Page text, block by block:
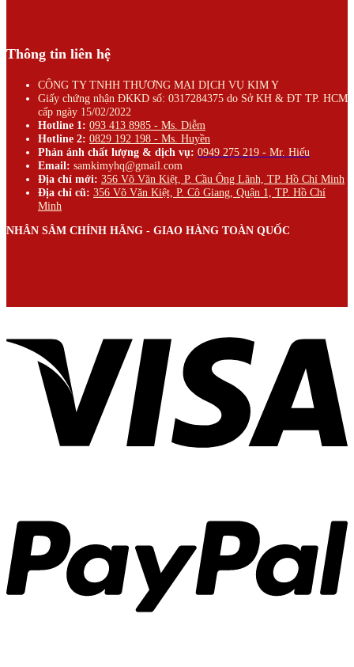
Thông tin liên hệ
CÔNG TY TNHH THƯƠNG MẠI DỊCH VỤ KIM Y
Giấy chứng nhận ĐKKD số: 0317284375 do Sở KH & ĐT TP. HCM
cấp ngày 15/02/2022
Hotline 1: 093 413 8985 - Ms. Diễm
Hotline 2: 0829 192 198 - Ms. Huyền
Phản ánh chất lượng & dịch vụ: 0949 275 219 - Mr. Hiếu
Email: samkimyhq@gmail.com
Địa chỉ mới: 356 Võ Văn Kiệt, P. Cầu Ông Lãnh, TP. Hồ Chí Minh
Địa chỉ cũ: 356 Võ Văn Kiệt, P. Cô Giang, Quận 1, TP. Hồ Chí
Minh
NHÂN SÂM CHÍNH HÃNG - GIAO HÀNG TOÀN QUỐC